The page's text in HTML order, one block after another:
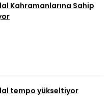
Kahramanlarına Sahip
tempo yükseltiyor